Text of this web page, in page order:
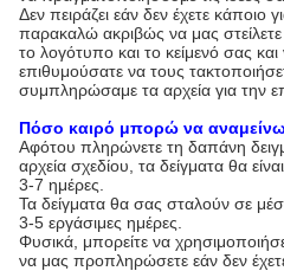
Δεν πειράζει εάν δεν έχετε κάποιο
παρακαλώ ακριβώς να μας στείλετε
το λογότυπο και το κείμενό σας
επιθυμούσατε να τους
συμπληρώσαμε τα αρχεία για την
Πόσο καιρό μπορώ να
Αφότου πληρώνετε τη δαπάνη
αρχεία σχεδίου, τα δείγματα θα
3-7 ημέρες.
Τα δείγματα θα σας σταλούν σε
3-5 εργάσιμες ημέρες.
Φυσικά, μπορείτε να
να μας προπληρώσετε εάν δεν